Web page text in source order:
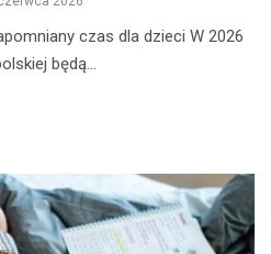
czas dla dzieci W 2026
będą…